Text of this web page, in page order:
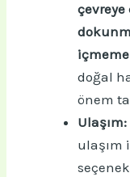
doğal
önem
Ulaşım:
ulaşım